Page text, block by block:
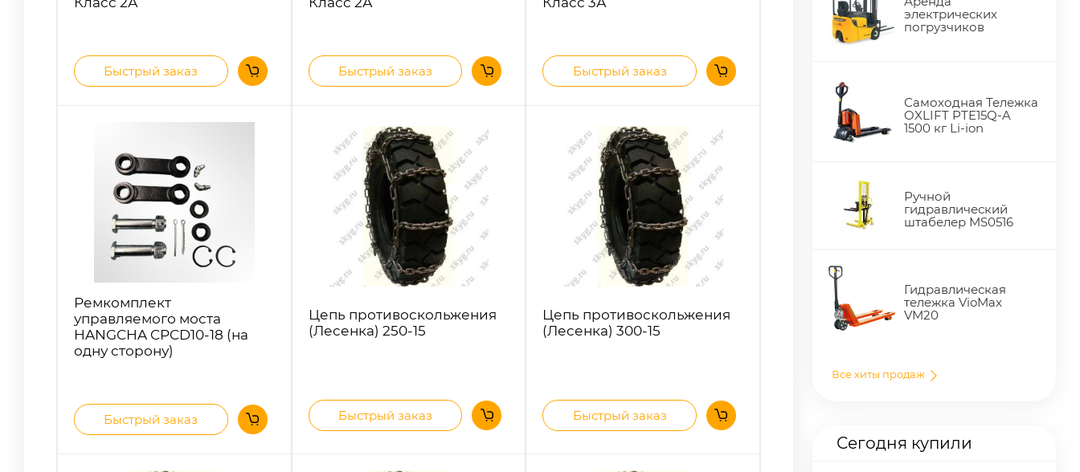
Быстрый заказ Быстрый заказ Быстрый заказ
Ремкомплект
управляемого моста
HANGCHA CPCD10-18 (на
одну сторону)
Быстрый заказ
Цепь противоскольжения
(Лесенка) 250-15
Быстрый заказ
Цепь противоскольжения
(Лесенка) 300-15
Быстрый заказ
электрических
погрузчиков
Самоходная Тележка
OXLIFT PTE15Q-A
1500 кг Li-ion
Ручной
гидравлический
штабелер MS0516
Гидравлическая
тележка VioMax
VM20
Все хиты продаж
Сегодня купили